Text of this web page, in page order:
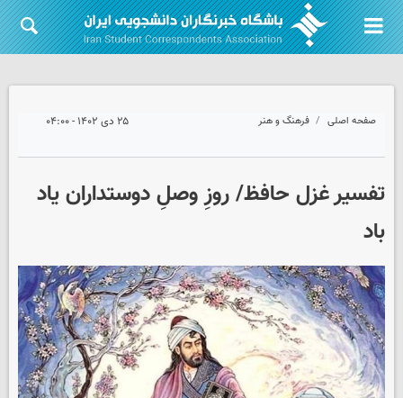
صفحه اصلی فرهنگ و هنر ۲۵ دی ۱۴۰۲ - ۰۴:۰۰
تفسیر غزل حافظ/ روزِ وصلِ دوستداران یاد
باد